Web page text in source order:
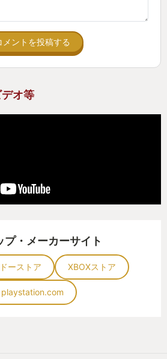
、トレーラーを見るだけで怖
にしている自分がいる。
ザードな1年だったと思う。
メントを投稿する
オ等
プ・メーカーサイト
ーストア XBOXストア
playstation.com